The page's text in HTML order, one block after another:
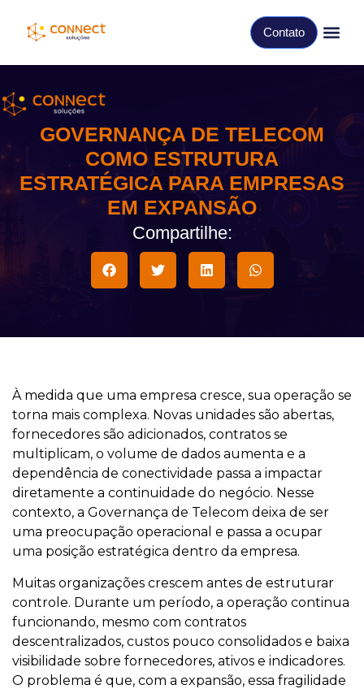
Contato
GOVERNANÇA DE TELECOM
COMO ESTRUTURA
ESTRATÉGICA PARA EMPRESAS
EM EXPANSÃO
Compartilhe:
À medida que uma empresa cresce, sua operação se
torna mais complexa. Novas unidades são abertas,
fornecedores são adicionados, contratos se
multiplicam, o volume de dados aumenta e a
dependência de conectividade passa a impactar
diretamente a continuidade do negócio. Nesse
contexto, a Governança de Telecom deixa de ser
uma preocupação operacional e passa a ocupar
uma posição estratégica dentro da empresa.
Muitas organizações crescem antes de estruturar
controle. Durante um período, a operação continua
funcionando, mesmo com contratos
descentralizados, custos pouco consolidados e baixa
visibilidade sobre fornecedores, ativos e indicadores.
O problema é que, com a expansão, essa fragilidade